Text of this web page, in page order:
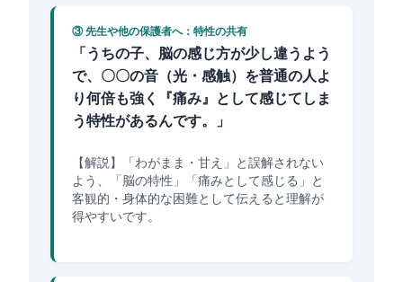
③ 先生や他の保護者へ：特性の共有
「うちの子、脳の感じ方が少し違うよう
で、〇〇の音（光・感触）を普通の人よ
り何倍も強く『痛み』として感じてしま
う特性があるんです。」
【解説】「わがまま・甘え」と誤解されない
よう、「脳の特性」「痛みとして感じる」と
客観的・身体的な困難として伝えると理解が
得やすいです。